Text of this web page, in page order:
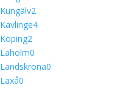
Kungälv2
Kävlinge4
Köping2
Laholm0
Landskrona0
Laxå0